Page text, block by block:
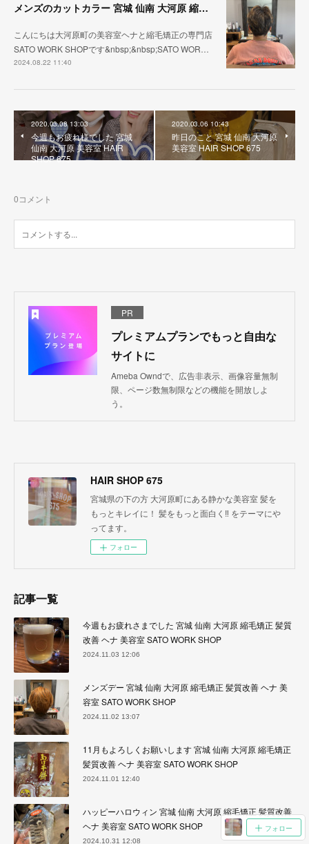
メンズのカットカラー 宮城 仙南 大河原 縮毛矯正 髪質改善 ヘナ 美容室 SATO WORK SHOP
こんにちは大河原町の美容室ヘナと縮毛矯正の専門店
SATO WORK SHOPです&nbsp;&nbsp;SATO WOR…
2024.08.22 11:40
2020.03.08 13:03
今週もお疲れ様でした 宮城
仙南 大河原 美容室 HAIR
SHOP 675
2020.03.06 10:43
昨日のこと 宮城 仙南 大河原
美容室 HAIR SHOP 675
0コメント
PR
プレミアムプランでもっと自由な
サイトに
Ameba Owndで、広告非表示、画像容量無制
限、ページ数無制限などの機能を開放しよ
う。
HAIR SHOP 675
宮城県の下の方 大河原町にある静かな美容室 髪を
もっとキレイに！ 髪をもっと面白く‼︎ をテーマにや
ってます。
フォロー
記事一覧
今週もお疲れさまでした 宮城 仙南 大河原 縮毛矯正 髪質
改善 ヘナ 美容室 SATO WORK SHOP
2024.11.03 12:06
メンズデー 宮城 仙南 大河原 縮毛矯正 髪質改善 ヘナ 美
容室 SATO WORK SHOP
2024.11.02 13:07
11月もよろしくお願いします 宮城 仙南 大河原 縮毛矯正
髪質改善 ヘナ 美容室 SATO WORK SHOP
2024.11.01 12:40
ハッピーハロウィン 宮城 仙南 大河原 縮毛矯正 髪質改善
ヘナ 美容室 SATO WORK SHOP
2024.10.31 12:08
フォロー